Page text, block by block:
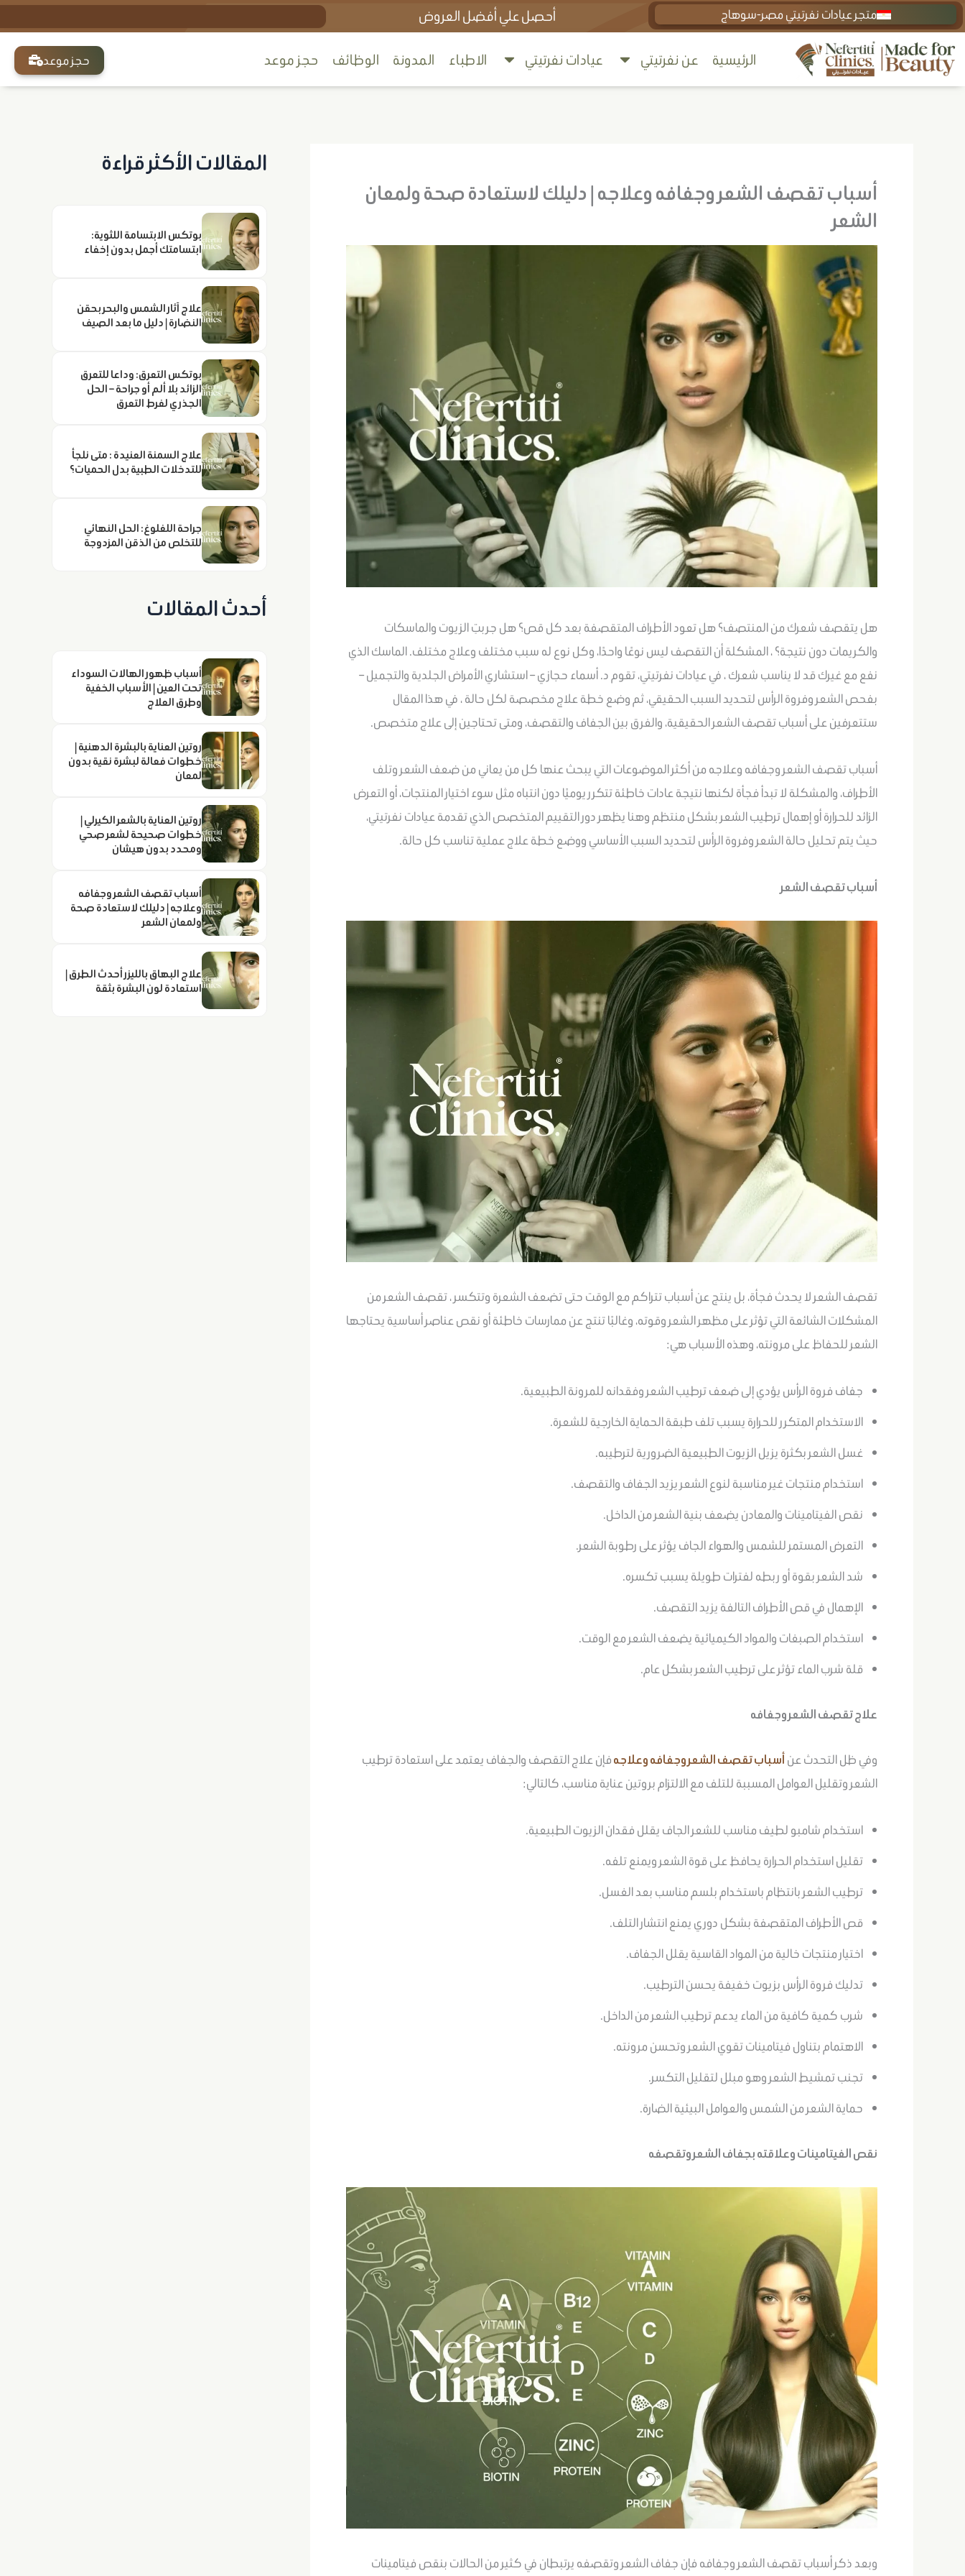
تخطي
إلى
المحتوى
متجر عيادات نفرتيتي مصر-سوهاج أحصل علي أفضل العروض Search
الرئيسية عن نفرتيتي ﻋﻴﺎدات ﻧﻔﺮﺗﻴﺘﻲ اﻻﻃﺒﺎء اﻟﻤﺪوﻧﺔ الوظائف حجز ﻣﻮﻋﺪ حجز موعد
أسباب تقصف الشعر وجفافه وعلاجه | دليلك لاستعادة صحة ولمعان
الشعر
هل يتقصف شعرك من المنتصف؟ هل تعود الأطراف المتقصفة بعد كل قص؟ هل جربتِ الزيوت والماسكات
والكريمات دون نتيجة؟ ، المشكلة أن التقصف ليس نوعًا واحدًا، وكل نوع له سبب مختلف وعلاج مختلف. الماسك الذي
نفع مع غيرك قد لا يناسب شعرك ، في عيادات نفرتيتي، تقوم د. أسماء حجازي – استشاري الأمراض الجلدية والتجميل –
بفحص الشعر وفروة الرأس لتحديد السبب الحقيقي، ثم وضع خطة علاج مخصصة لكل حالة ، في هذا المقال
ستتعرفين على أسباب تقصف الشعر الحقيقية، والفرق بين الجفاف والتقصف، ومتى تحتاجين إلى علاج متخصص.
أسباب تقصف الشعر وجفافه وعلاجه من أكثر الموضوعات التي يبحث عنها كل من يعاني من ضعف الشعر وتلف
الأطراف، والمشكلة لا تبدأ فجأة لكنها نتيجة عادات خاطئة تتكرر يوميًا دون انتباه مثل سوء اختيار المنتجات، أو التعرض
الزائد للحرارة أو إهمال ترطيب الشعر بشكل منتظم وهنا يظهر دور التقييم المتخصص الذي تقدمة عيادات نفرتيتي،
حيث يتم تحليل حالة الشعر وفروة الرأس لتحديد السبب الأساسي ووضع خطة علاج عملية تناسب كل حالة.
أسباب تقصف الشعر
تقصف الشعر لا يحدث فجأة، بل ينتج عن أسباب تتراكم مع الوقت حتى تضعف الشعرة وتتكسر ، تقصف الشعر من
المشكلات الشائعة التي تؤثر على مظهر الشعر وقوته، وغالبًا تنتج عن ممارسات خاطئة أو نقص عناصر أساسية يحتاجها
الشعر للحفاظ على مرونته، وهذه الأسباب هي:
جفاف فروة الرأس يؤدي إلى ضعف ترطيب الشعر وفقدانه للمرونة الطبيعية.
الاستخدام المتكرر للحرارة يسبب تلف طبقة الحماية الخارجية للشعرة.
غسل الشعر بكثرة يزيل الزيوت الطبيعية الضرورية لترطيبه.
استخدام منتجات غير مناسبة لنوع الشعر يزيد الجفاف والتقصف.
نقص الفيتامينات والمعادن يضعف بنية الشعر من الداخل.
التعرض المستمر للشمس والهواء الجاف يؤثر على رطوبة الشعر.
شد الشعر بقوة أو ربطه لفترات طويلة يسبب تكسره.
الإهمال في قص الأطراف التالفة يزيد التقصف.
استخدام الصبغات والمواد الكيميائية يضعف الشعر مع الوقت.
قلة شرب الماء تؤثر على ترطيب الشعر بشكل عام.
علاج تقصف الشعر وجفافه
وفي ظل التحدث عنأسباب تقصف الشعر وجفافه وعلاجهفإن علاج التقصف والجفاف يعتمد على استعادة ترطيب
الشعر وتقليل العوامل المسببة للتلف مع الالتزام بروتين عناية مناسب، كالتالي:
استخدام شامبو لطيف مناسب للشعر الجاف يقلل فقدان الزيوت الطبيعية.
تقليل استخدام الحرارة يحافظ على قوة الشعر ويمنع تلفه.
ترطيب الشعر بانتظام باستخدام بلسم مناسب بعد الغسل.
قص الأطراف المتقصفة بشكل دوري يمنع انتشار التلف.
اختيار منتجات خالية من المواد القاسية يقلل الجفاف.
تدليك فروة الرأس بزيوت خفيفة يحسن الترطيب.
شرب كمية كافية من الماء يدعم ترطيب الشعر من الداخل.
الاهتمام بتناول فيتامينات تقوي الشعر وتحسن مرونته.
تجنب تمشيط الشعر وهو مبلل لتقليل التكسر.
حماية الشعر من الشمس والعوامل البيئية الضارة.
نقص الفيتامينات وعلاقته بجفاف الشعر وتقصفه
وبعد ذكر أسباب تقصف الشعر وجفافه فإن جفاف الشعر وتقصفه يرتبطان في كثير من الحالات بنقص فيتامينات
المقالات الأكثر قراءة
بوتكس الابتسامة اللثوية:
ابتسامتك أجمل بدون إخفاء
علاج آثار الشمس والبحر بحقن
النضارة | دليل ما بعد الصيف
بوتكس التعرق: وداعا للتعرق
الزائد بلا ألم أو جراحة – الحل
الجذري لفرط التعرق
علاج السمنة العنيدة : متى نلجأ
للتدخلات الطبية بدل الحميات؟
جراحة اللغلوغ: الحل النهائي
للتخلص من الذقن المزدوجة
أحدث المقالات
أسباب ظهور الهالات السوداء
تحت العين | الأسباب الخفية
وطرق العلاج
روتين العناية بالبشرة الدهنية |
خطوات فعالة لبشرة نقية بدون
لمعان
روتين العناية بالشعر الكيرلي |
خطوات صحيحة لشعر صحي
ومحدد بدون هيشان
أسباب تقصف الشعر وجفافه
وعلاجه | دليلك لاستعادة صحة
ولمعان الشعر
علاج البهاق بالليزر أحدث الطرق |
استعادة لون البشرة بثقة